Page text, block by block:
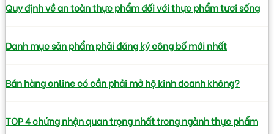
Quy định về an toàn thực phẩm đối với thực phẩm tươi sống
Danh mục sản phẩm phải đăng ký công bố mới nhất
Bán hàng online có cần phải mở hộ kinh doanh không?
TOP 4 chứng nhận quan trọng nhất trong ngành thực phẩm